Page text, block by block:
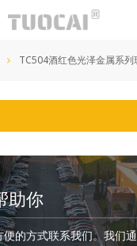
TC504酒红色光泽金属系
助你
的方式联系我们。我们